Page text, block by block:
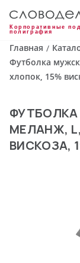
Корпоративные
полиграфия
Главная /
Футболка
хлопок, 15%
ФУТБОЛКА
МЕЛАНЖ,
ВИСКОЗА,